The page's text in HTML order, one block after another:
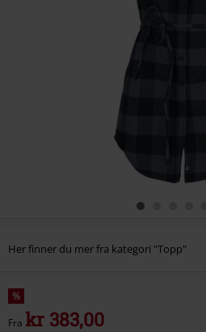
Her finner du mer fra kategori "Topp"
%
Fra kr 383,00